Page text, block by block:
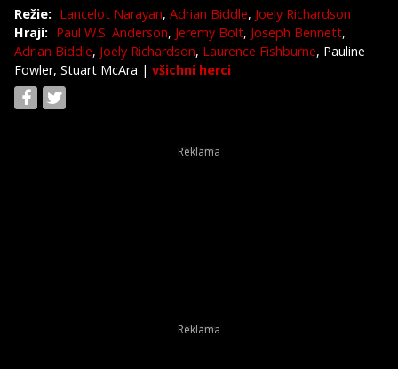
Režie: Lancelot Narayan, Adrian Biddle, Joely Richardson
Hrají: Paul W.S. Anderson, Jeremy Bolt, Joseph Bennett,
Adrian Biddle, Joely Richardson, Laurence Fishburne, Pauline
Fowler, Stuart McAra | všichni herci